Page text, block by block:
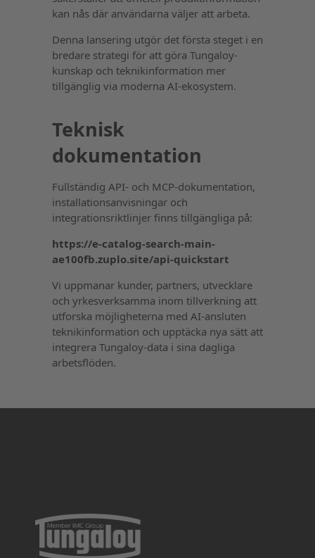
kan nås där användarna väljer att arbeta.
Denna lansering utgör det första steget i en
bredare strategi för att göra Tungaloy-
kunskap och teknikinformation mer
tillgänglig via moderna AI-ekosystem.
Teknisk
dokumentation
Fullständig API- och MCP-dokumentation,
installationsanvisningar och
integrationsriktlinjer finns tillgängliga på:
https://e-catalog-search-main-
ae100fb.zuplo.site/api-quickstart
Vi uppmanar kunder, partners, utvecklare
och yrkesverksamma inom tillverkning att
utforska möjligheterna med AI-ansluten
teknikinformation och upptäcka nya sätt att
integrera Tungaloy-data i sina dagliga
arbetsflöden.